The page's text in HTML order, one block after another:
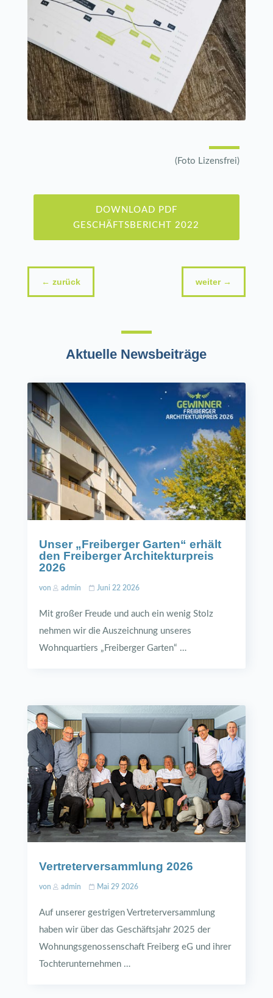
(Foto Lizensfrei)
DOWNLOAD PDF
GESCHÄFTSBERICHT 2022
← zurück weiter→
Aktuelle Newsbeiträge
Unser „Freiberger Garten“ erhält
den Freiberger Architekturpreis
2026
von admin Juni 22 2026
Mit großer Freude und auch ein wenig Stolz
nehmen wir die Auszeichnung unseres
Wohnquartiers „Freiberger Garten“ …
Vertreterversammlung 2026
von admin Mai 29 2026
Auf unserer gestrigen Vertreterversammlung
haben wir über das Geschäftsjahr 2025 der
Wohnungsgenossenschaft Freiberg eG und ihrer
Tochterunternehmen …